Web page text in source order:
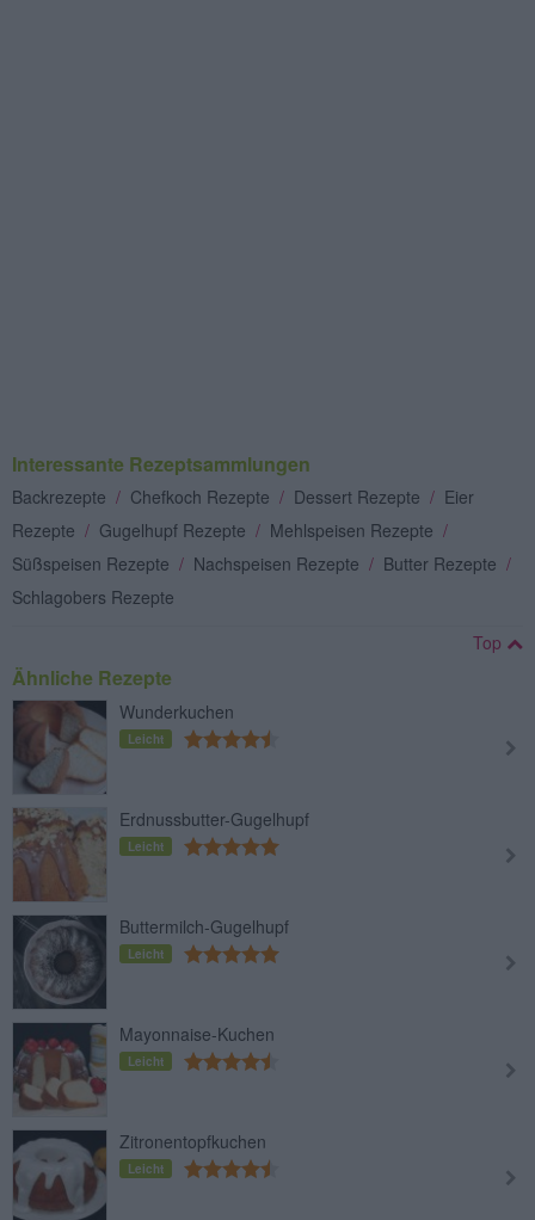
Interessante Rezeptsammlungen
Backrezepte / Chefkoch Rezepte / Dessert Rezepte / Eier
Rezepte / Gugelhupf Rezepte / Mehlspeisen Rezepte /
Süßspeisen Rezepte / Nachspeisen Rezepte / Butter Rezepte /
Schlagobers Rezepte
Top
Ähnliche Rezepte
Wunderkuchen
Leicht
Erdnussbutter-Gugelhupf
Leicht
Buttermilch-Gugelhupf
Leicht
Mayonnaise-Kuchen
Leicht
Zitronentopfkuchen
Leicht